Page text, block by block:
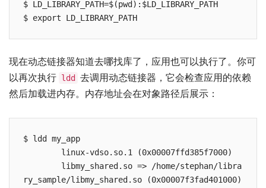
$ LD_LIBRARY_PATH=$(pwd):$LD_LIBRARY_PATH
现在动态链接器知道去哪找库了，应用也可以执行了。你可
以再次执行 ldd
去调用动态链接器，它会检查应用的依赖
然后加载进内存。内存地址会在对象路径后展示：
$ ldd my_app
        linux-vdso.so.1 (0x00007ffd385f7000)
        libmy_shared.so => /home/stephan/libra
ry_sample/libmy_shared.so (0x00007f3fad401000)